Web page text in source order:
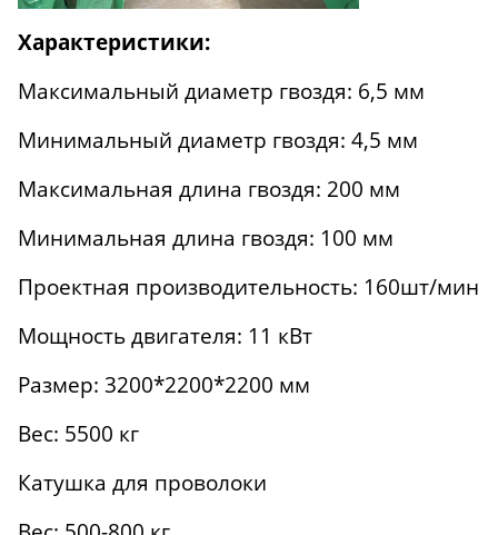
Характеристики:
Максимальный диаметр гвоздя: 6,5 мм
Минимальный диаметр гвоздя: 4,5 мм
Максимальная длина гвоздя: 200 мм
Минимальная длина гвоздя: 100 мм
Проектная производительность: 160шт/мин
Мощность двигателя: 11 кВт
Размер: 3200*2200*2200 мм
Вес: 5500 кг
Катушка для проволоки